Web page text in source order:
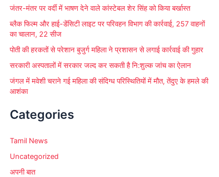
जंतर-मंतर पर वर्दी में भाषण देने वाले कांस्टेबल शेर सिंह को किया बर्खास्त
ब्लैक फिल्म और हाई-डेंसिटी लाइट पर परिवहन विभाग की कार्रवाई, 257 वाहनों
का चालान, 22 सीज
पोती की हरकतों से परेशान बुजुर्ग महिला ने प्रशासन से लगाई कार्रवाई की गुहार
सरकारी अस्पतालों में सरकार जल्द कर सकती है नि:शुल्क जांच का ऐलान
जंगल में मवेशी चराने गई महिला की संदिग्ध परिस्थितियों में मौत, तेंदुए के हमले की
आशंका
Categories
Tamil News
Uncategorized
अपनी बात